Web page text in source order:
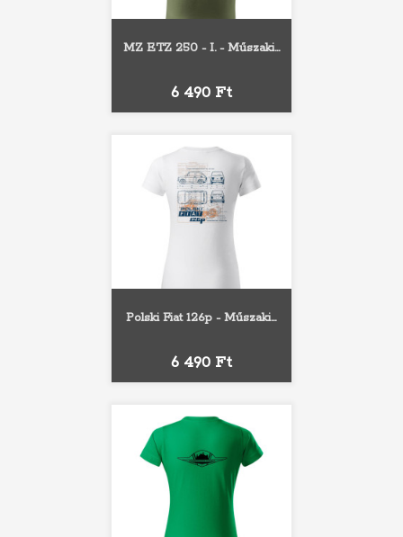
MZ ETZ 250 - I. - Műszaki...
Ár
6 490 Ft
Polski Fiat 126p - Műszaki...
Ár
6 490 Ft